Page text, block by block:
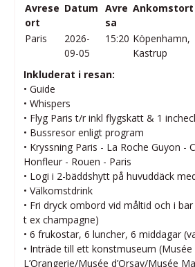
Avrese
ort
Datum Avre
sa
Ankomstort
Paris
2026-
09-05
15:20 Köpenhamn,
Kastrup
Inkluderat i resan:
• Guide
• Whispers
• Flyg Paris t/r inkl flygskatt & 1
• Bussresor enligt program
• Kryssning Paris - La Roche Guyon -
Honfleur - Rouen - Paris
• Logi i 2-bäddshytt på huvuddäck
• Välkomstdrink
• Fri dryck ombord vid måltid och i
t ex champagne)
• 6 frukostar, 6 luncher, 6 middagar
• Inträde till ett konstmuseum (Musée
L’Orangerie/Musée d’Orsay/Musée